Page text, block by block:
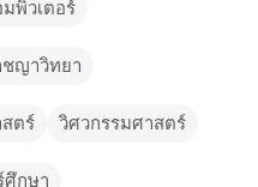
พิวเตอร์
ชญาวิทยา
สตร์ วิศวกรรมศาสตร์
กษา